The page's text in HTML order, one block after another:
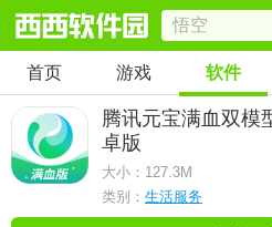
首页 游戏 软件
腾讯元宝满血双模
卓版
大小： 127.3M
类别： 生活服务